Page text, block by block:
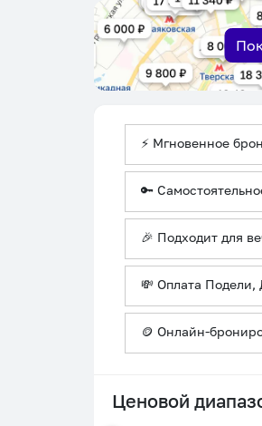
⚡ Мгновенное
🔑
🎉 Подходит для
💸 Оплата
🪙 Онлайн-
Ценовой